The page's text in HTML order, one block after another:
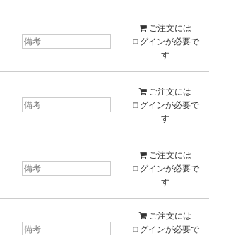
ご注文には
ログインが必要で
す
ご注文には
ログインが必要で
す
ご注文には
ログインが必要で
す
ご注文には
ログインが必要で